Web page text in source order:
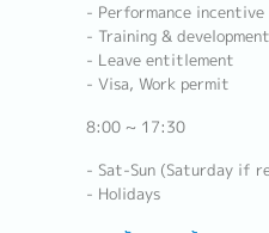
- Performance incentive
- Training & development
- Leave entitlement
- Visa, Work permit
8:00 ~ 17:30
- Sat-Sun (Saturday if
- Holidays